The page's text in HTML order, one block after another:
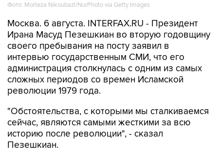
Фото: Morteza Nikoubazl/NurPhoto via Getty Images
Москва. 6 августа. INTERFAX.RU - Президент
Ирана Масуд Пезешкиан во вторую годовщину
своего пребывания на посту заявил в
интервью государственным СМИ, что его
администрация столкнулась с одним из самых
сложных периодов со времен Исламской
революции 1979 года.
"Обстоятельства, с которыми мы сталкиваемся
сейчас, являются самыми жесткими за всю
историю после революции", - сказал
Пезешкиан.